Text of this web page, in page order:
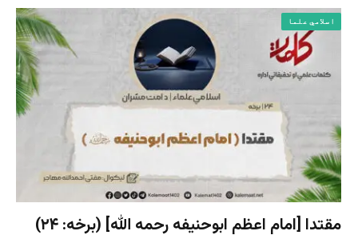
اسلامي علما
مقتدا [امام اعظم ابوحنیفه رحمه الله‎] (برخه: ۲۴)